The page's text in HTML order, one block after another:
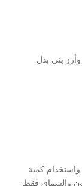
بني بدل
كمية
والسماق فقط